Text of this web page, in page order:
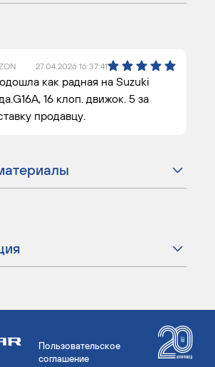
27.04.2026 16:37:41
как радная на Suzuki
16 клоп. движок. 5 за
продавцу.
Пользовательское
соглашение